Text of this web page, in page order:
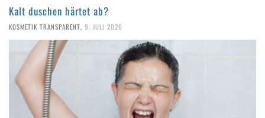
Kalt duschen härtet ab?
KOSMETIK TRANSPARENT, 9. JULI 2026